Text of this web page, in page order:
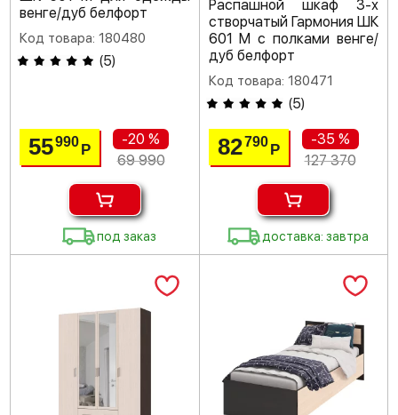
венге/дуб белфорт
Код товара: 180480
(5)
55990Р
-20 %
69 990
под заказ
Распашной шкаф 3-х
створчатый Гармония ШК
601 М с полками венге/
дуб белфорт
Код товара: 180471
(5)
82790 Р
-35 %
127 370
доставка: завтра